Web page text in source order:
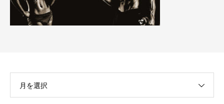
月を選択